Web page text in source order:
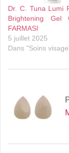
Dr. C. Tuna Lumi
Brightening Gel
FARMASI
5 juillet 2025
Dans "Soins